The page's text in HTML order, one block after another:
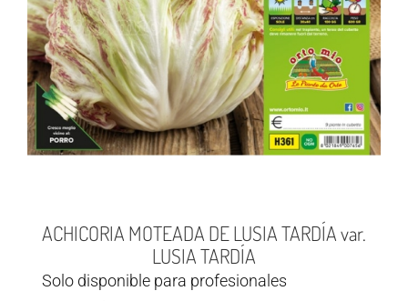
ACHICORIA MOTEADA DE LUSIA TARDÍA var.
LUSIA TARDÍA
Solo disponible para profesionales